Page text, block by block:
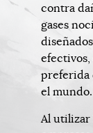
contra
gases
preferida
el mundo.
Al